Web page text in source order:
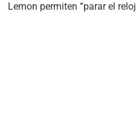
Lemon permiten “parar el